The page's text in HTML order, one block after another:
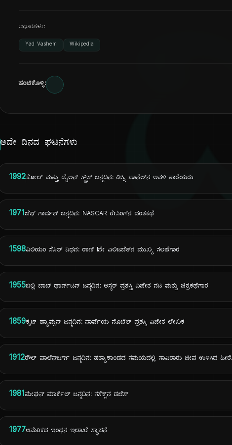
ಆಧಾರಗಳು:
Yad Vashem Wikipedia
ಹಂಚಿಕೊಳ್ಳಿ:
ಅದೇ ದಿನದ ಘಟನೆಗಳು
1992ಕೋಲ್ ಮತ್ತು ಡೈಲನ್ ಸ್ಪ್ರೌಸ್ ಜನ್ಮದಿನ: ಡಿಸ್ನಿ ಚಾನೆಲ್‌ನ ಅವಳಿ ತಾರೆಯರು
1971ಜೆಫ್ ಗಾರ್ಡನ್ ಜನ್ಮದಿನ: NASCAR ರೇಸಿಂಗ್‌ನ ದಂತಕಥೆ
1598ವಿಲಿಯಂ ಸೆಸಿಲ್ ನಿಧನ: ರಾಣಿ Iನೇ ಎಲಿಜಬೆತ್‌ನ ಮುಖ್ಯ ಸಲಹೆಗಾರ
1955ಬಿಲ್ಲಿ ಬಾಬ್ ಥಾರ್ನ್‌ಟನ್ ಜನ್ಮದಿನ: ಆಸ್ಕರ್ ಪ್ರಶಸ್ತಿ ವಿಜೇತ ನಟ ಮತ್ತು ಚಿತ್ರಕಥೆಗಾರ
1859ಕ್ನಟ್ ಹ್ಯಾಮ್ಸನ್ ಜನ್ಮದಿನ: ನಾರ್ವೆಯ ನೊಬೆಲ್ ಪ್ರಶಸ್ತಿ ವಿಜೇತ ಲೇಖಕ
1912ರೌಲ್ ವಾಲೆನ್‌ಬರ್ಗ್ ಜನ್ಮದಿನ: ಹತ್ಯಾಕಾಂಡದ ಸಮಯದಲ್ಲಿ ಸಾವಿರಾರು ಜೀವ ಉಳಿಸಿದ
1981ಮೇಘನ್ ಮಾರ್ಕೆಲ್ ಜನ್ಮದಿನ: ಸಸೆಕ್ಸ್‌ನ ಡಚೆಸ್
1977ಅಮೆರಿಕದ ಇಂಧನ ಇಲಾಖೆ ಸ್ಥಾಪನೆ